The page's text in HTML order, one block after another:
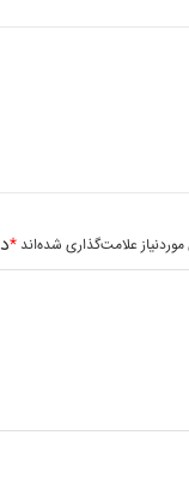
علامت‌گذاری شده‌اند *